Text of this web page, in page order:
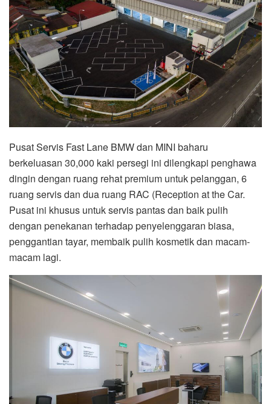
Pusat Servis Fast Lane BMW dan MINI baharu
berkeluasan 30,000 kaki persegi ini dilengkapi penghawa
dingin dengan ruang rehat premium untuk pelanggan, 6
ruang servis dan dua ruang RAC (Reception at the Car.
Pusat ini khusus untuk servis pantas dan baik pulih
dengan penekanan terhadap penyelenggaran biasa,
penggantian tayar, membaik pulih kosmetik dan macam-
macam lagi.